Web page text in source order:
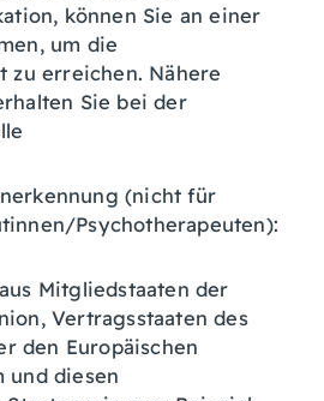
können Sie an einer
um die
zu erreichen. Nähere
Sie bei der
(nicht für
Psychotherapeuten):
Mitgliedstaaten der
Vertragsstaaten des
den Europäischen
und diesen